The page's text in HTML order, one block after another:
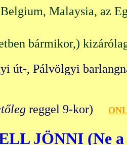
Malaysia, az
bármikor,)
út-,
reggel 9-kor) O
JÖNNI (Ne a